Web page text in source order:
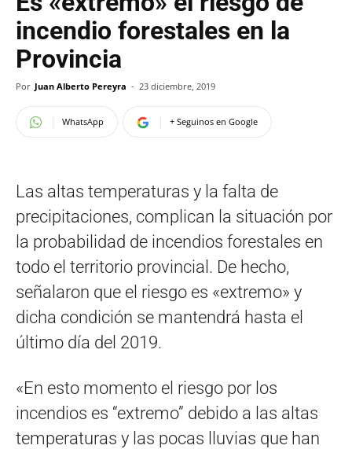
incendio forestales en la
Provincia
Por Juan Alberto Pereyra - 23 diciembre, 2019
WhatsApp + Seguinos en Google
Las altas temperaturas y la falta de
precipitaciones, complican la situación por
la probabilidad de incendios forestales en
todo el territorio provincial. De hecho,
señalaron que el riesgo es «extremo» y
dicha condición se mantendrá hasta el
último día del 2019.
«En esto momento el riesgo por los
incendios es “extremo” debido a las altas
temperaturas y las pocas lluvias que han